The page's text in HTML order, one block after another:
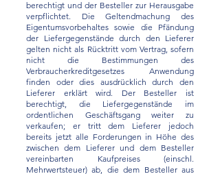
berechtigt und der Besteller zur Herausgabe
verpflichtet. Die Geltendmachung des
Eigentumsvorbehaltes sowie die Pfändung
der Liefergegenstände durch den Lieferer
gelten nicht als Rücktritt vom Vertrag, sofern
nicht die Bestimmungen des
Verbraucherkreditgesetzes Anwendung
finden oder dies ausdrücklich durch den
Lieferer erklärt wird. Der Besteller ist
berechtigt, die Liefergegenstände im
ordentlichen Geschäftsgang weiter zu
verkaufen; er tritt dem Lieferer jedoch
bereits jetzt alle Forderungen in Höhe des
zwischen dem Lieferer und dem Besteller
vereinbarten Kaufpreises (einschl.
Mehrwertsteuer) ab, die dem Besteller aus